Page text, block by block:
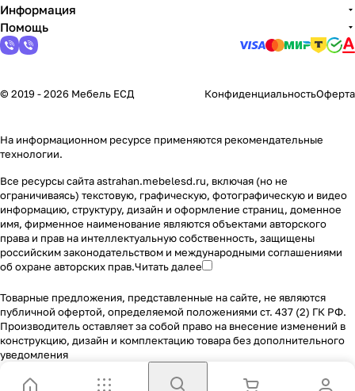
Информация
Помощь
© 2019 - 2026 Мебель ЕСД КонфиденциальностьОферта
На информационном ресурсе применяются рекомендательные
технологии.
Все ресурсы сайта astrahan.mebelesd.ru, включая (но не
ограничиваясь) текстовую, графическую, фотографическую и видео
информацию, структуру, дизайн и оформление страниц, доменное
имя, фирменное наименование являются объектами авторского
права и прав на интеллектуальную собственность, защищены
российским законодательством и международными соглашениями
об охране авторских прав.Читать далее
Товарные предложения, представленные на сайте, не являются
публичной офертой, определяемой положениями ст. 437 (2) ГК РФ.
Производитель оставляет за собой право на внесение изменений в
конструкцию, дизайн и комплектацию товара без дополнительного
уведомления